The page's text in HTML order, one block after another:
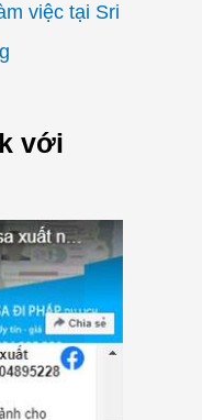
việc tại Sri
với